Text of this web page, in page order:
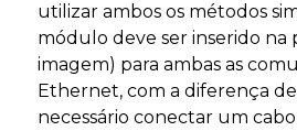
utilizar ambos os métodos
módulo deve ser inserido na
imagem) para ambas as
Ethernet, com a diferença
necessário conectar um